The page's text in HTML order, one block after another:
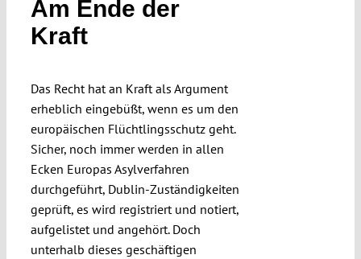
Verfassungs
editorial
About
Submissions
Funding
Projects
Am Ende der
Kraft
Das Recht hat an Kraft als Argument
erheblich eingebüßt, wenn es um den
europäischen Flüchtlingsschutz geht.
Sicher, noch immer werden in allen
Ecken Europas Asylverfahren
durchgeführt, Dublin-Zuständigkeiten
geprüft, es wird registriert und notiert,
aufgelistet und angehört. Doch
unterhalb dieses geschäftigen